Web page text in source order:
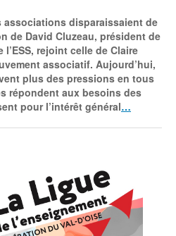
associations disparaissaient de
de David Cluzeau, président de
rejoint celle de Claire
associatif. Aujourd’hui,
plus des pressions en tous
répondent aux besoins des
pour l’intérêt général…